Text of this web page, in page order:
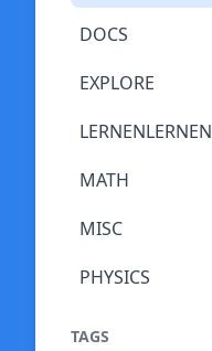
DOCS
EXPLORE
LERNENLERNEN
MATH
MISC
PHYSICS
TAGS